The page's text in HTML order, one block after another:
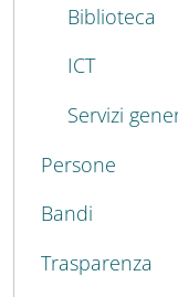
Biblioteca
ICT
Servizi
Persone
Bandi
Trasparenza